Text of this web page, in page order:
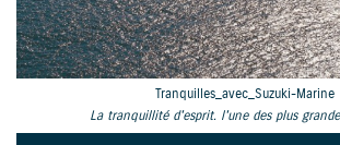
Tranquilles_avec_Suzuki-Marine
La tranquillité d'esprit. l'une des plus